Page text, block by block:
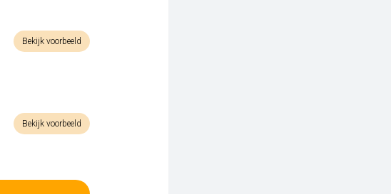
Bekijk voorbeeld
Bekijk voorbeeld